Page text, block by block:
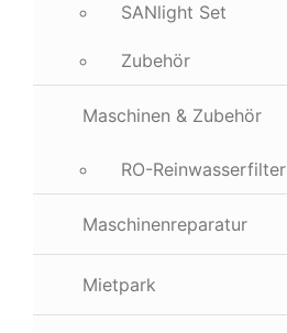
SANlight Set
Zubehör
Maschinen & Zubehör
RO-Reinwasserfilter
Maschinenreparatur
Mietpark